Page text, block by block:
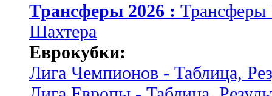
Трансферы 2026 :
Шахтера
Еврокубки:
Лига Чемпионов - Таблица,